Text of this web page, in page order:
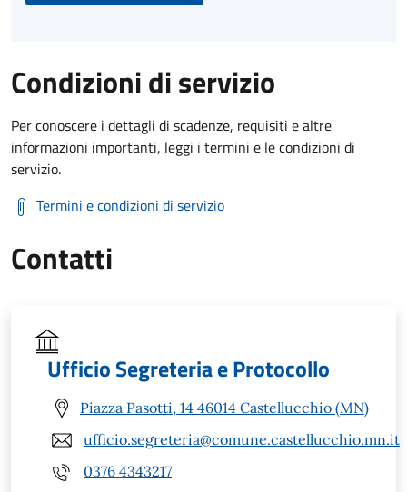
Condizioni di servizio
Per conoscere i dettagli di scadenze, requisiti e altre
informazioni importanti, leggi i termini e le condizioni di
servizio.
Termini e condizioni di servizio
Contatti
Ufficio Segreteria e Protocollo
Piazza Pasotti, 14 46014 Castellucchio (MN)
ufficio.segreteria@comune.castellucchio.mn.it
0376 4343217